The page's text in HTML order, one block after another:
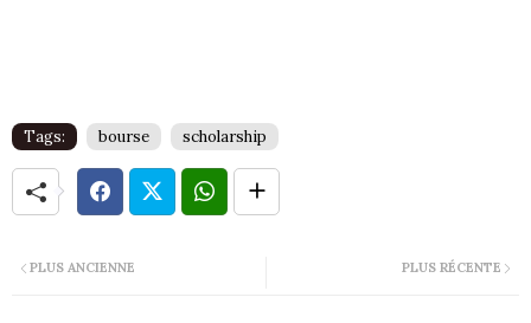
Tags: bourse scholarship
PLUS RÉCENTE
PLUS ANCIENNE